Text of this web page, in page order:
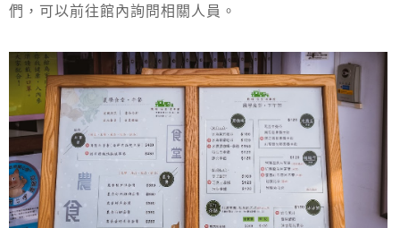
們，可以前往館內詢問相關人員。